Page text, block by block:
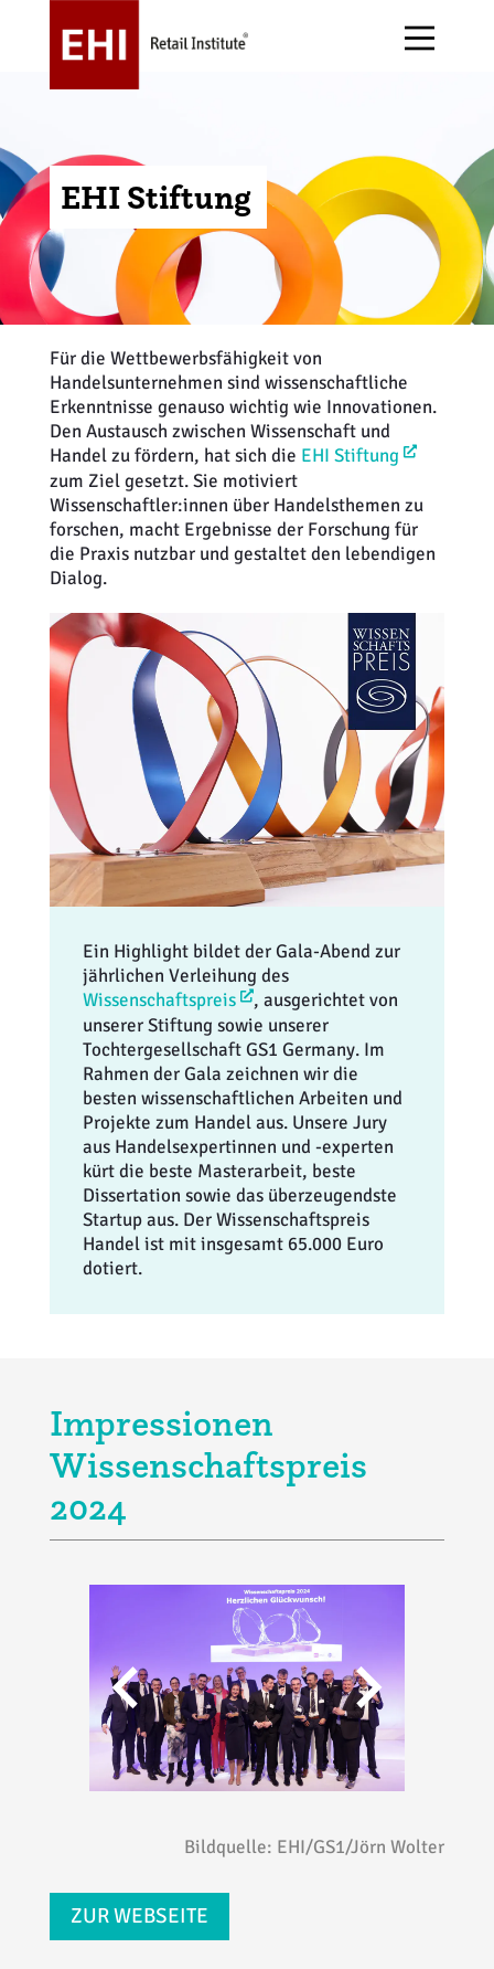
EHI Stiftung
Für die Wettbewerbsfähigkeit von
Handelsunternehmen sind wissenschaftliche
Erkenntnisse genauso wichtig wie Innovationen.
Den Austausch zwischen Wissenschaft und
Handel zu fördern, hat sich die EHI Stiftung
zum Ziel gesetzt. Sie motiviert
Wissenschaftler:innen über Handelsthemen zu
forschen, macht Ergebnisse der Forschung für
die Praxis nutzbar und gestaltet den lebendigen
Dialog.
Ein Highlight bildet der Gala-Abend zur
jährlichen Verleihung des
Wissenschaftspreis
, ausgerichtet von
unserer Stiftung sowie unserer
Tochtergesellschaft GS1 Germany. Im
Rahmen der Gala zeichnen wir die
besten wissenschaftlichen Arbeiten und
Projekte zum Handel aus. Unsere Jury
aus Handelsexpertinnen und -experten
kürt die beste Masterarbeit, beste
Dissertation sowie das überzeugendste
Startup aus. Der Wissenschaftspreis
Handel ist mit insgesamt 65.000 Euro
dotiert.
Impressionen
Wissenschaftspreis
2024
Bildquelle: EHI/GS1/Jörn Wolter
ZUR WEBSEITE
Über uns
EHI Stiftung
Jobs
Forschung
Publikationen
Handelsdaten
Magazin stores+shops
Podcast
Weiterbildung
Marktmacher
E-Commerce
Handelsgastronomie
Handelsstruktur
Immobilien + Expansion
Informationstechnologie
Inventurdifferenzen + Sicherheit
KI + Robotics
Klima + Energie
Ladenplanung + Einrichtung
Logistik + Verpackung
Marketing
Payment
Public Relations
Alle Events
Arbeitskreise
Awards
Messen
Initiativen
EHI LAB
Mitglieder